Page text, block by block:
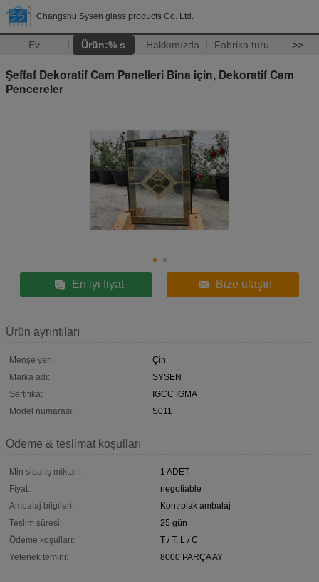
Changshu Sysen glass products Co. Ltd.
Ev Ürün:% s Hakkımızda Fabrika turu >>
Şeffaf Dekoratif Cam Panelleri Bina için, Dekoratif Cam
Pencereler
En iyi fiyat Bize ulaşın
Ürün ayrıntıları
Menşe yeri:
Çin
Marka adı:
SYSEN
Sertifika:
IGCC IGMA
Model numarası:
S011
Ödeme & teslimat koşulları
Min sipariş miktarı:
1 ADET
Fiyat:
negotiable
Ambalaj bilgileri:
Kontrplak ambalaj
Teslim süresi:
25 gün
Ödeme koşulları:
T / T, L / C
Yetenek temini:
8000 PARÇA AY